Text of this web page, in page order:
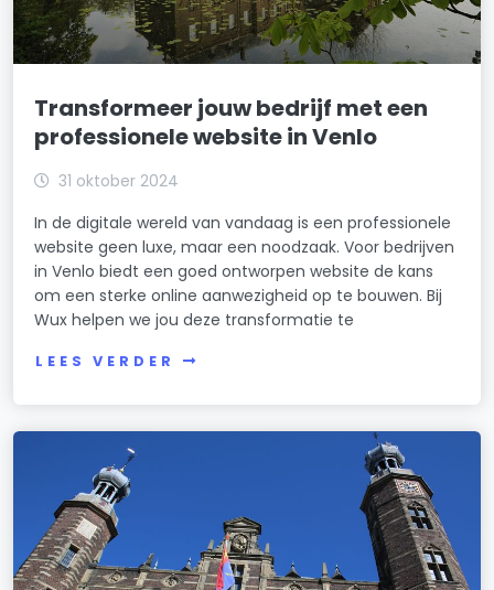
Transformeer jouw bedrijf met een
professionele website in Venlo
31 oktober 2024
In de digitale wereld van vandaag is een professionele
website geen luxe, maar een noodzaak. Voor bedrijven
in Venlo biedt een goed ontworpen website de kans
om een sterke online aanwezigheid op te bouwen. Bij
Wux helpen we jou deze transformatie te
LEES VERDER